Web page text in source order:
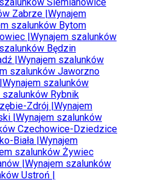
Zabrze Wynajem
szalunków Bytom
Wynajem szalunków
Będzin
Wynajem szalunków
szalunków Jaworzno
Wynajem szalunków
szalunków Rybnik
Zdrój Wynajem
Wynajem szalunków
Czechowice-Dziedzice
Biała Wynajem
szalunków Żywiec
Wynajem szalunków
Ustroń